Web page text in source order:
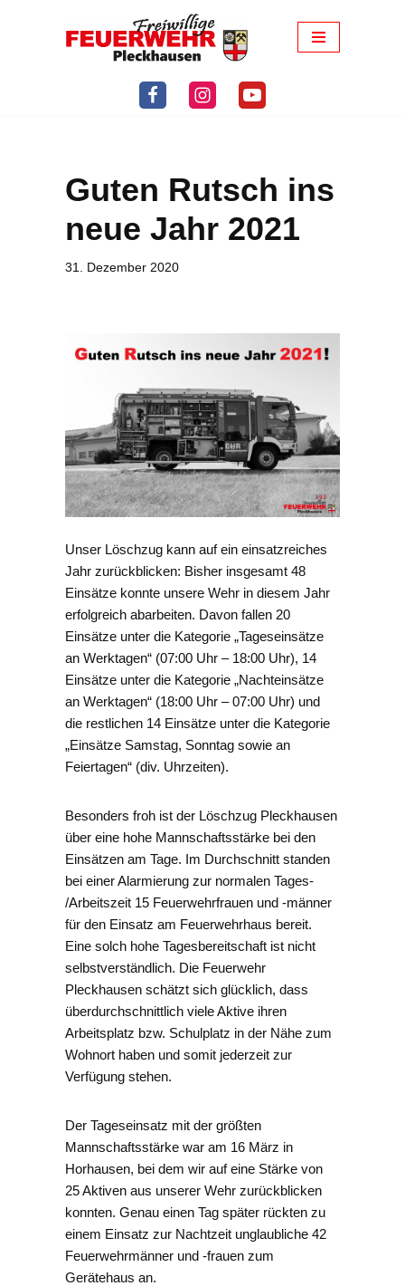
Guten Rutsch ins
neue Jahr 2021
31. Dezember 2020
Unser Löschzug kann auf ein einsatzreiches
Jahr zurückblicken: Bisher insgesamt 48
Einsätze konnte unsere Wehr in diesem Jahr
erfolgreich abarbeiten. Davon fallen 20
Einsätze unter die Kategorie „Tageseinsätze
an Werktagen“ (07:00 Uhr – 18:00 Uhr), 14
Einsätze unter die Kategorie „Nachteinsätze
an Werktagen“ (18:00 Uhr – 07:00 Uhr) und
die restlichen 14 Einsätze unter die Kategorie
„Einsätze Samstag, Sonntag sowie an
Feiertagen“ (div. Uhrzeiten).
Besonders froh ist der Löschzug Pleckhausen
über eine hohe Mannschaftsstärke bei den
Einsätzen am Tage. Im Durchschnitt standen
bei einer Alarmierung zur normalen Tages-
/Arbeitszeit 15 Feuerwehrfrauen und -männer
für den Einsatz am Feuerwehrhaus bereit.
Eine solch hohe Tagesbereitschaft ist nicht
selbstverständlich. Die Feuerwehr
Pleckhausen schätzt sich glücklich, dass
überdurchschnittlich viele Aktive ihren
Arbeitsplatz bzw. Schulplatz in der Nähe zum
Wohnort haben und somit jederzeit zur
Verfügung stehen.
Der Tageseinsatz mit der größten
Mannschaftsstärke war am 16 März in
Horhausen, bei dem wir auf eine Stärke von
25 Aktiven aus unserer Wehr zurückblicken
konnten. Genau einen Tag später rückten zu
einem Einsatz zur Nachtzeit unglaubliche 42
Feuerwehrmänner und -frauen zum
Gerätehaus an.